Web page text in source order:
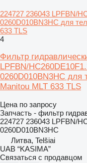
224727 236043 LPFBN/
0260D010BN3HC для
633 TLS
4
Фильтр
LPFBN/
0260D010BN3HC для
Manitou MLT 633 TLS
Цена по запросу
Запчасть - фильтр
224727 236043 LPFBN/
0260D010BN3HC
Литва, Telšiai
UAB “KASIMA”
Связаться с продавцом